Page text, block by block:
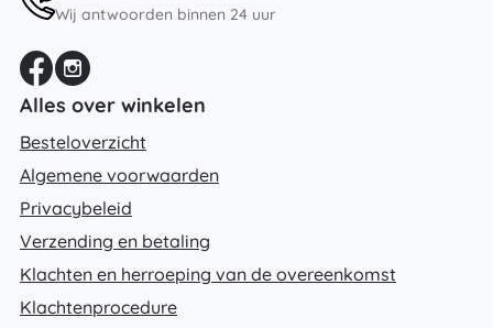
Wij antwoorden binnen 24 uur
Alles over winkelen
Besteloverzicht
Algemene voorwaarden
Privacybeleid
Verzending en betaling
Klachten en herroeping van de overeenkomst
Klachtenprocedure